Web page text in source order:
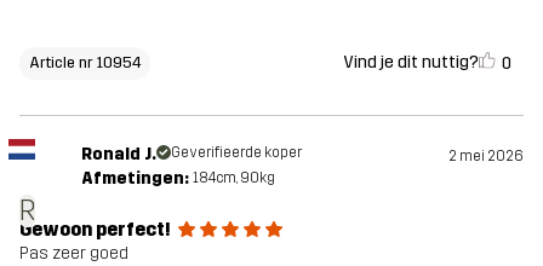
Article nr 10954 Vind je dit nuttig? 0
R
Ronald J. Geverifieerde koper 2 mei 2026
Afmetingen: 184cm, 90kg
Gewoon perfect!
Pas zeer goed